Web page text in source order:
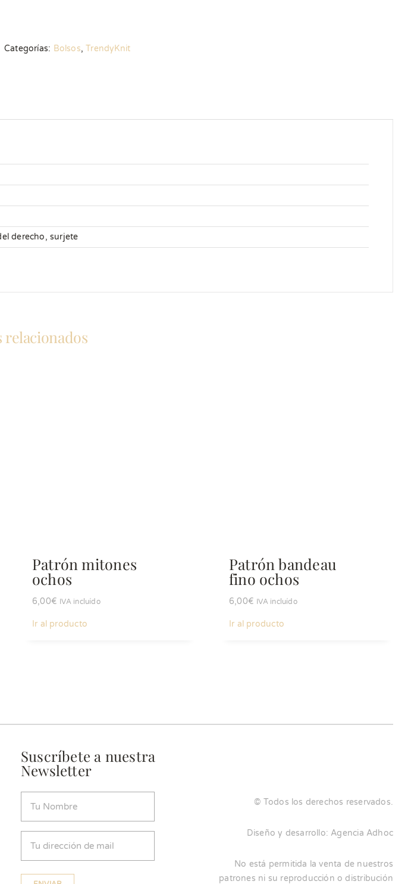
Categorías: Bolsos,TrendyKnit
derecho,surjete
relacionados
Patrón mitones
ochos
6,00€ IVA incluído
Ir al producto
Patrón bandeau
fino ochos
6,00€ IVA incluído
Ir al producto
Suscríbete a nuestra
Newsletter
© Todos los derechos reservados.
Diseño y desarrollo: Agencia Adhoc
No está permitida la venta de nuestros
patrones ni su reproducción o distribución